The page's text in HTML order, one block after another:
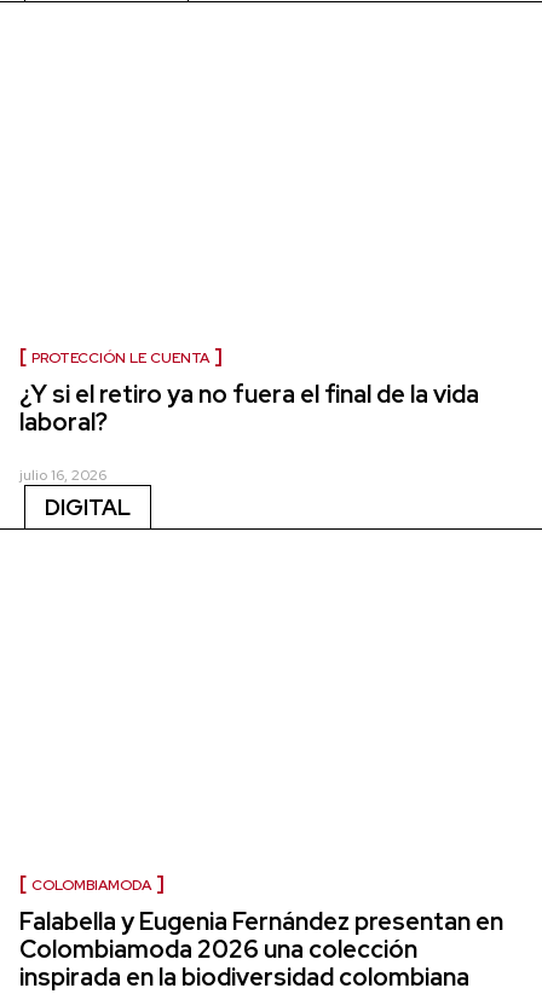
PROTECCIÓN LE CUENTA
¿Y si el retiro ya no fuera el final de la vida
laboral?
julio 16, 2026
DIGITAL
COLOMBIAMODA
Falabella y Eugenia Fernández presentan en
Colombiamoda 2026 una colección
inspirada en la biodiversidad colombiana